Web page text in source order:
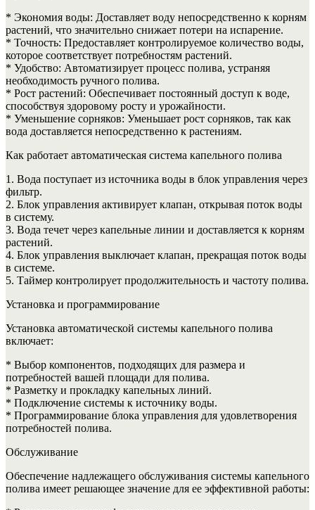
* Экономия воды: Доставляет воду непосредственно к корням
растений, что значительно снижает потери на испарение.
* Точность: Предоставляет контролируемое количество воды,
которое соответствует потребностям растений.
* Удобство: Автоматизирует процесс полива, устраняя
необходимость ручного полива.
* Рост растений: Обеспечивает постоянный доступ к воде,
способствуя здоровому росту и урожайности.
* Уменьшение сорняков: Уменьшает рост сорняков, так как
вода доставляется непосредственно к растениям.
Как работает автоматическая система капельного полива
1. Вода поступает из источника воды в блок управления через
фильтр.
2. Блок управления активирует клапан, открывая поток воды
в систему.
3. Вода течет через капельные линии и доставляется к корням
растений.
4. Блок управления выключает клапан, прекращая поток воды
в системе.
5. Таймер контролирует продолжительность и частоту полива.
Установка и программирование
Установка автоматической системы капельного полива
включает:
* Выбор компонентов, подходящих для размера и
потребностей вашей площади для полива.
* Разметку и прокладку капельных линий.
* Подключение системы к источнику воды.
* Программирование блока управления для удовлетворения
потребностей полива.
Обслуживание
Обеспечение надлежащего обслуживания системы капельного
полива имеет решающее значение для ее эффективной работы: